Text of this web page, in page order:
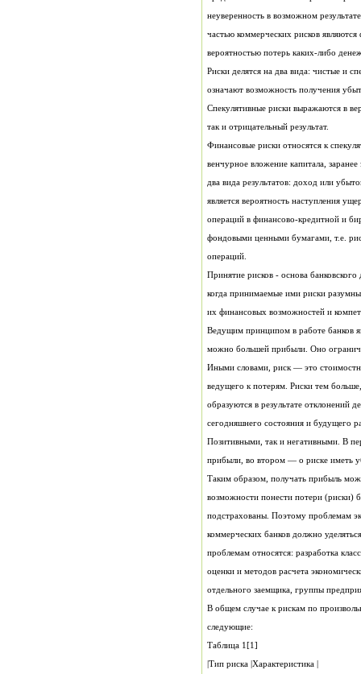
вероятностью потерь каких-либо
так и отрицательный результат.
операций.
их финансовых возможностей и
прибыли, во втором — о риске иметь
отдельного заемщика, группы
следующие:
Таблица 1[1]
|Тип риска |Характеристика |